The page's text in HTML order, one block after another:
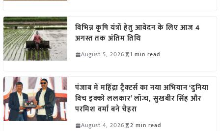
विभिन्न कृषि यंत्रों हेतु आवेदन के लिए आज 4
अगस्त तक अंतिम तिथि
August 5, 2026 1 min read
पंजाब में महिंद्रा ट्रैक्टर्स का नया अभियान ‘दुनिया
विच इक्को ललकार’ लॉन्च, सुखबीर सिंह और
परमिश वर्मा बने चेहरा
August 4, 2026 2 min read